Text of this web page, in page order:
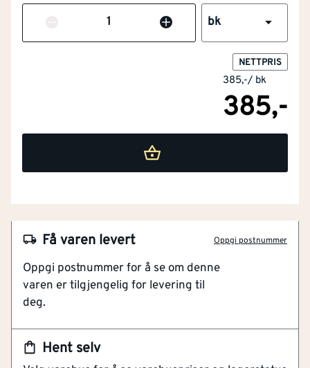
Antall bk
NETTPRIS
385,-/ bk
385,-
Hent selv
Få varen levert Oppgi postnummer
Oppgi postnummer for å se om denne
varen er tilgjengelig for levering til
deg.
NOBB 50571583
Artikkelnummer 101184208